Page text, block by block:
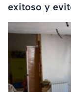
exitoso y